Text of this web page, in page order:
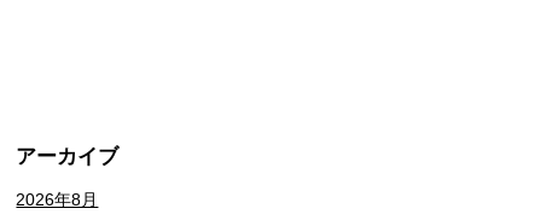
アーカイブ
2026年8月